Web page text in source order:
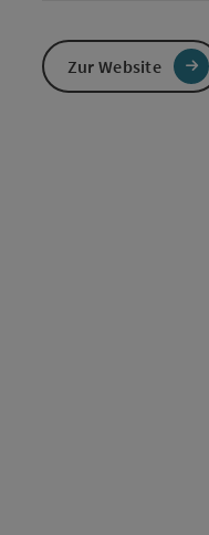
Zur Website